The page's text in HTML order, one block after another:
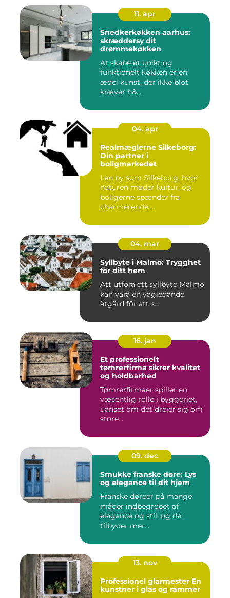
11. apr
Snedkerkøkken aarhus:
skræddersy dit
drømmekøkken
At skabe et unikt og
funktionelt køkken er en
ædel kunst, der ikke blot
kræver h&...
04. apr
Realmæglerne Silkeborg:
Din partner i
boligmarkedet
I en by som Silkeborg, hvor
naturen møder kultur, og
boligerne spænder fra
charmerende ...
04. mar
Syllbyte i Malmö: Trygghet
för ditt hem
Att utföra ett syllbyte Malmö
kan vara en vägledande
åtgärd för att s...
16. jan
Et professionelt
tømrerfirma sikrer kvalitet
og holdbarhed
Tømrerfirmaer spiller en
væsentlig rolle i byggeriet,
uanset om det drejer sig om
store...
09. dec
Smukke franske døre: Lys
og elegance til dit hjem
Franske døreer på mange
måder indbegrebet af
elegance og stil, og de
tilbyder mer...
13. nov
Professionel glarmester En
kunstner i glas og rammer